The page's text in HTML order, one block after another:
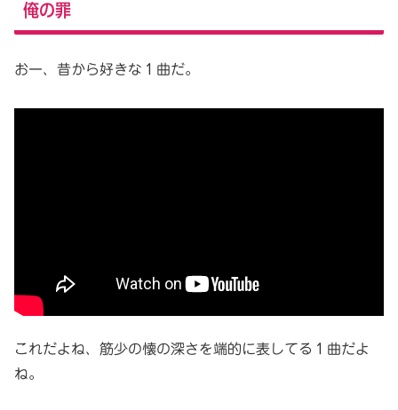
俺の罪
おー、昔から好きな１曲だ。
これだよね、筋少の懐の深さを端的に表してる１曲だよ
ね。